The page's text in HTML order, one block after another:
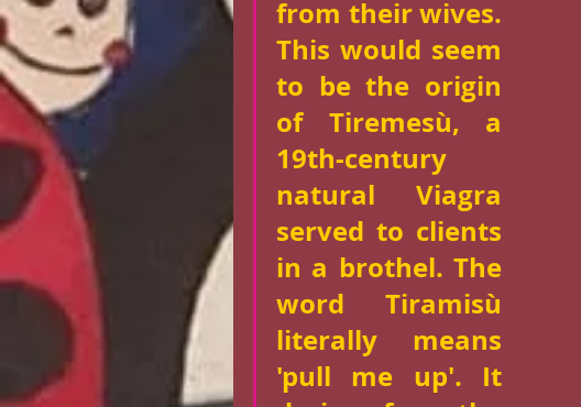
from their wives.
This would seem
to be the origin
of Tiremesù, a
19th-century
natural Viagra
served to clients
in a brothel. The
word Tiramisù
literally means
'pull me up'. It